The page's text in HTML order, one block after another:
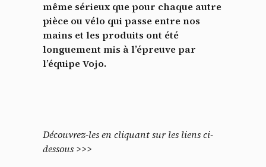
même sérieux que pour chaque autre
pièce ou vélo qui passe entre nos
mains et les produits ont été
longuement mis à l’épreuve par
l’équipe Vojo.
Découvrez-les en cliquant sur les liens ci-
dessous >>>